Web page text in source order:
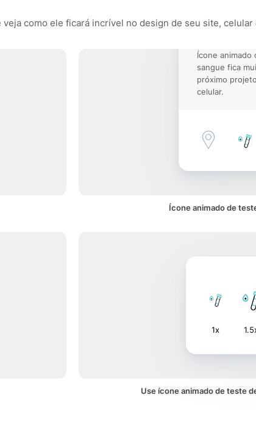
como ele ficará incrível no design de seu site,
Ícone animado
sangue fica
próximo
celular.
Ícone animado de
1x
Use ícone animado de teste